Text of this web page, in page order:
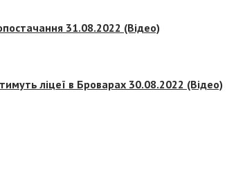
31.08.2022 (Відео)
ліцеї в Броварах 30.08.2022 (Відео)